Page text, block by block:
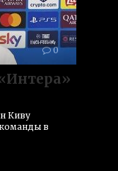
0
Киву
в